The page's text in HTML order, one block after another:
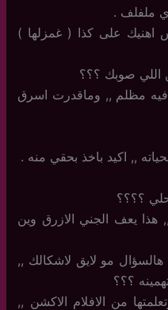
ملفلف .
اهنيك على كذا ( غمزلها )
صوبك ؟؟؟
فيه مظلم ,, وماقدرت اسرق
,, اكيد باخذ بحقي منه .
؟؟؟؟
يعف الجني الازرق وين
مو لايق لاشكالك ,,
؟؟؟
من الافلام الاكشن ,,